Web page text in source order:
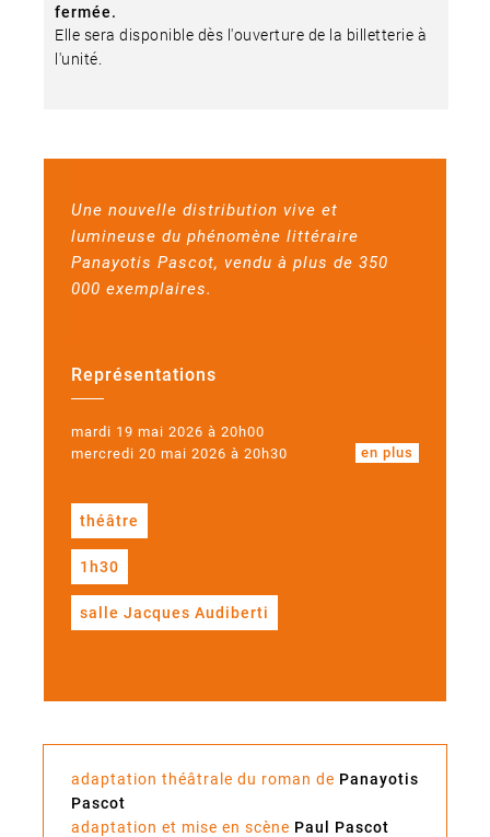
Une nouvelle distribution vive et
lumineuse du phénomène littéraire
Panayotis Pascot, vendu à plus de 350
000 exemplaires.
Représentations
mardi 19 mai 2026 à 20h00
mercredi 20 mai 2026 à 20h30
en plus
théâtre
1h30
salle Jacques Audiberti
adaptation théâtrale du roman de Panayotis
Pascot
adaptation et mise en scène Paul Pascot
fermée.
Elle sera disponible dès l'ouverture de la billetterie à
l'unité.